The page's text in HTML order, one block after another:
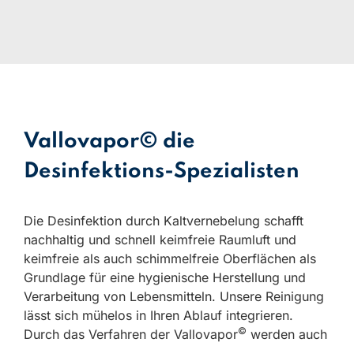
Vallovapor© die
Desinfektions-Spezialisten
Die Desinfektion durch Kaltvernebelung schafft
nachhaltig und schnell keimfreie Raumluft und
keimfreie als auch schimmelfreie Oberflächen als
Grundlage für eine hygienische Herstellung und
Verarbeitung von Lebensmitteln. Unsere Reinigung
lässt sich mühelos in Ihren Ablauf integrieren.
Durch das Verfahren der Vallovapor© werden auch